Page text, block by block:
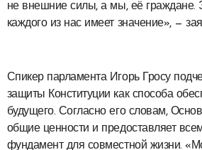
не внешние силы, а мы, её граждане.
каждого из нас имеет значение», —
Спикер парламента Игорь Гросу
защиты Конституции как способа
будущего. Согласно его словам,
общие ценности и предоставляет
фундамент для совместной жизни.